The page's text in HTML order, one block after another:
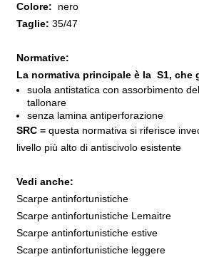
Colore: nero
Taglie: 35/47
Normative:
La normativa principale è la S1, che
suola antistatica con assorbimento
tallonare
senza lamina antiperforazione
SRC =questa normativa si riferisce
livello più alto di antiscivolo esistente
Vedi anche:
Scarpe antinfortunistiche
Scarpe antinfortunistiche Lemaitre
Scarpe antinfortunistiche estive
Scarpe antinfortunistiche leggere